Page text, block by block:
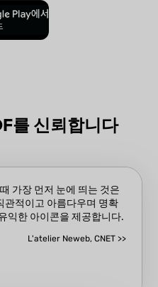
운로드
를 신뢰합니다
가장 먼저 눈에 띄는 것은
관적이고 아름다우며 명확
익한 아이콘을 제공합니다.
L'atelier Neweb, CNET >>